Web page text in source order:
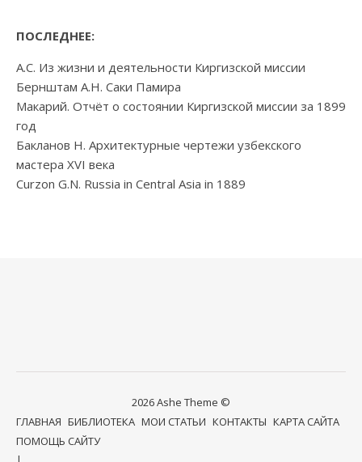
ПОСЛЕДНЕЕ:
А.С. Из жизни и деятельности Киргизской миссии
Бернштам А.Н. Саки Памира
Макарий. Отчёт о состоянии Киргизской миссии за 1899
год
Бакланов Н. Архитектурные чертежи узбекского
мастера XVI века
Curzon G.N. Russia in Central Asia in 1889
2026 Ashe Theme ©
ГЛАВНАЯ БИБЛИОТЕКА МОИ СТАТЬИ КОНТАКТЫ КАРТА САЙТА
ПОМОЩЬ САЙТУ